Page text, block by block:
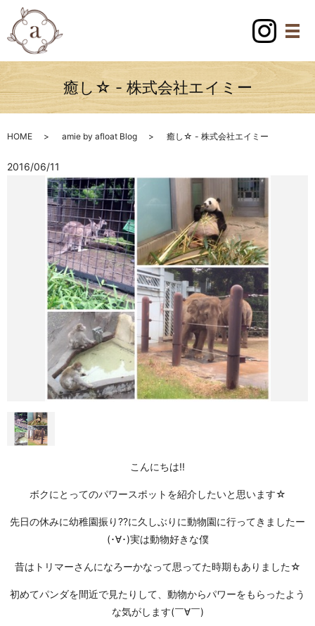
癒し☆ - 株式会社エイミー
HOME amie by afloat Blog 癒し☆ - 株式会社エイミー
2016/06/11
こんにちは!!
ボクにとってのパワースポットを紹介したいと思います☆
先日の休みに幼稚園振り??に久しぶりに動物園に行ってきましたー
(･∀･)実は動物好きな僕
昔はトリマーさんになろーかなって思ってた時期もありました☆
初めてパンダを間近で見たりして、動物からパワーをもらったよう
な気がします(￣∀￣)